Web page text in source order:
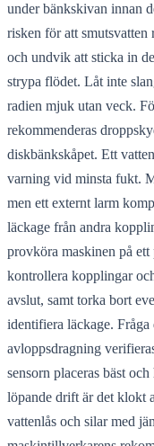
under bänkskivan innan
risken för att
och undvik att sticka in
strypa flödet. Låt inte
radien mjuk utan veck.
rekommenderas
diskbänkskåpet. Ett
varning vid minsta fukt.
men ett externt larm
läckage från andra
provköra maskinen på ett
kontrollera kopplingar
avslut, samt torka bort
identifiera läckage.
avloppsdragning
sensorn placeras bäst
löpande drift är det klokt
vattenlås och silar med